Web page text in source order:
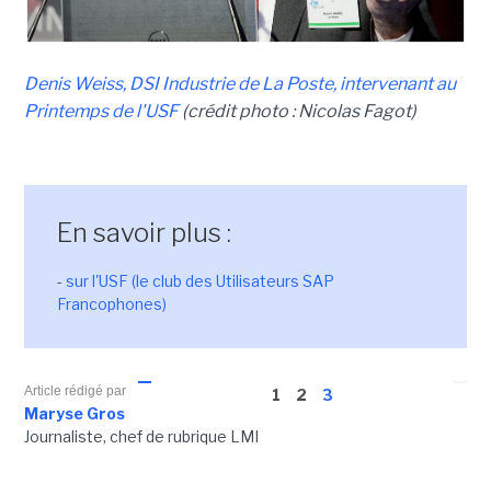
Denis Weiss, DSI Industrie de La Poste, intervenant au
Printemps de l'USF(crédit photo : Nicolas Fagot)
En savoir plus :
- sur l'USF (le club des Utilisateurs SAP
Francophones)
1 2 3
Article rédigé par
Maryse Gros
Journaliste, chef de rubrique LMI